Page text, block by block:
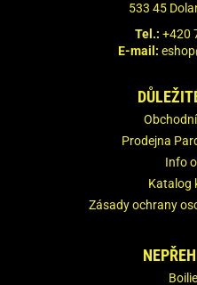
533 45
Tel.: +420
E-mail:
Prodejna
Info
Katalog
Zásady ochrany